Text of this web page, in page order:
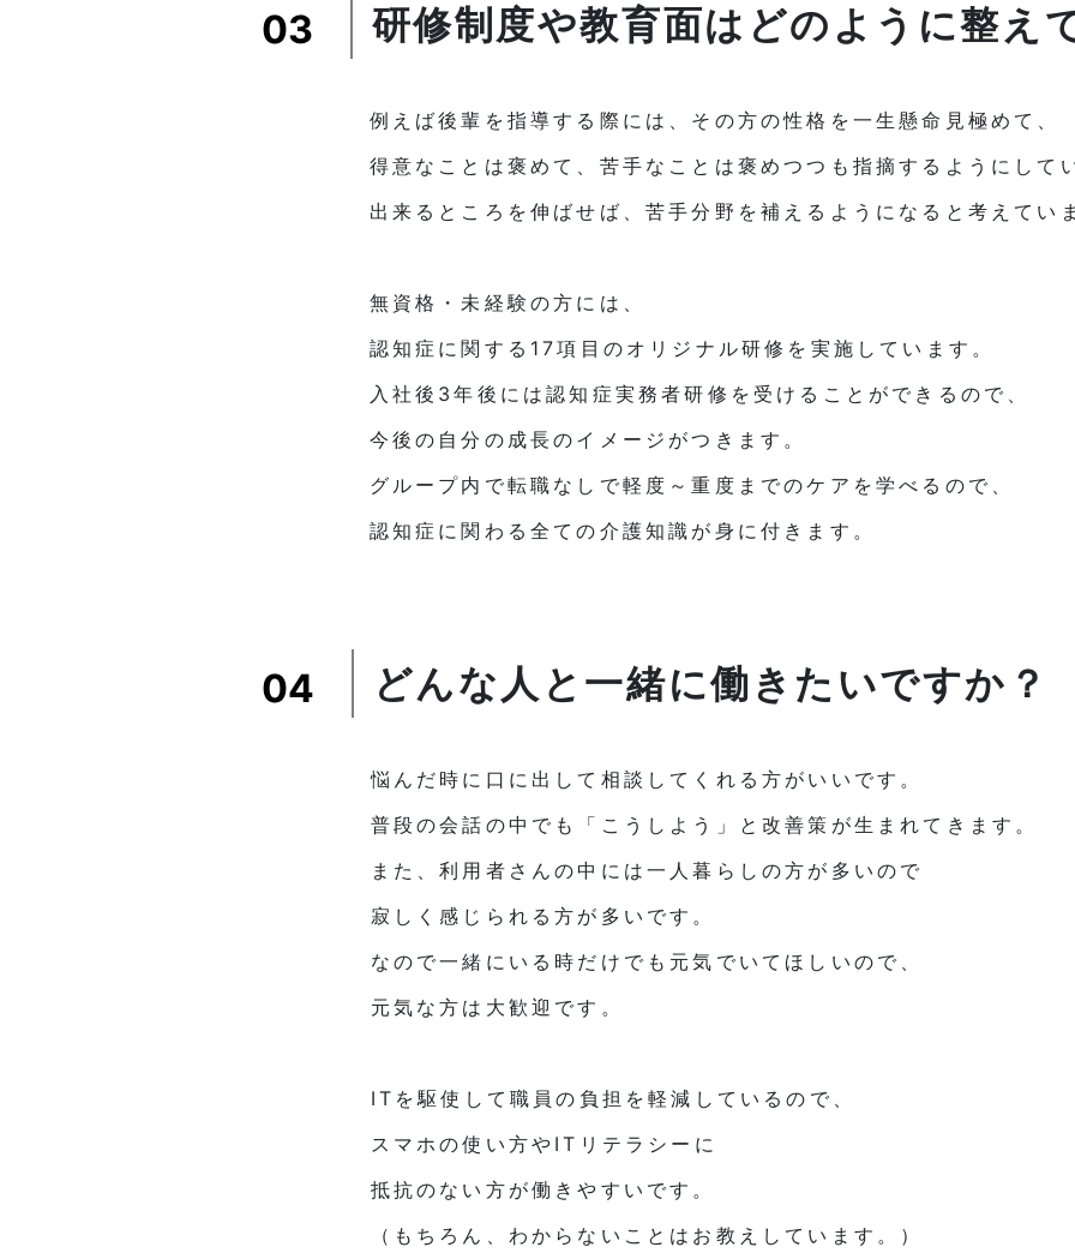
03 研修制度や教育面はどのように整え
例えば後輩を指導する際には、その方の性格を一生懸命見極めて、
得意なことは褒めて、苦手なことは褒めつつも指摘するようにして
出来るところを伸ばせば、苦手分野を補えるようになると考えてい
無資格・未経験の方には、
認知症に関する17項目のオリジナル研修を実施しています。
入社後3年後には認知症実務者研修を受けることができるので、
今後の自分の成長のイメージがつきます。
グループ内で転職なしで軽度～重度までのケアを学べるので、
認知症に関わる全ての介護知識が身に付きます。
04 どんな人と一緒に働きたいですか？
悩んだ時に口に出して相談してくれる方がいいです。
普段の会話の中でも「こうしよう」と改善策が生まれてきます。
また、利用者さんの中には一人暮らしの方が多いので
寂しく感じられる方が多いです。
なので一緒にいる時だけでも元気でいてほしいので、
元気な方は大歓迎です。
ITを駆使して職員の負担を軽減しているので、
スマホの使い方やITリテラシーに
抵抗のない方が働きやすいです。
（もちろん、わからないことはお教えしています。）